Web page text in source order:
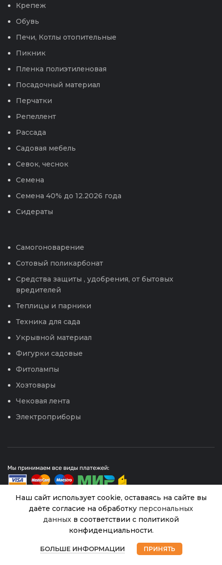
Крепеж
Обувь
Печи, Котлы отопительные
Пикник
Пленка полиэтиленовая
Посадочный материал
Перчатки
Репеллент
Рассада
Садовая мебель
Севок, чеснок
Семена
Семена 40% до 12.2026 года
Сидераты
Самогоноварение
Сотовый поликарбонат
Средства защиты , удобрения, от бытовых
вредителей
Теплицы и парники
Техника для сада
Укрывной материал
Фигурки садовые
Фитолампы
Хозтовары
Чековая лента
Электроприборы
Интернет магазин Успех. ИП Хрипунов Сергей
Александрович
ИНН 420800180243 / ОГРНИП 304420530300327
Все права защищены.
Персональные данные.
Наш сайт использует cookie, оставаясь на сайте вы
даёте согласие на обработку персональных
данных в соответствии с политикой
конфиденциальности.
БОЛЬШЕ ИНФОРМАЦИИ ПРИНЯТЬ
Цв.Подсолнечник
Глориоза Ивнинг
(Гавриш) 0,5г
40.00
В
наличии
Магазин Избранное Корзина Мой аккаунт